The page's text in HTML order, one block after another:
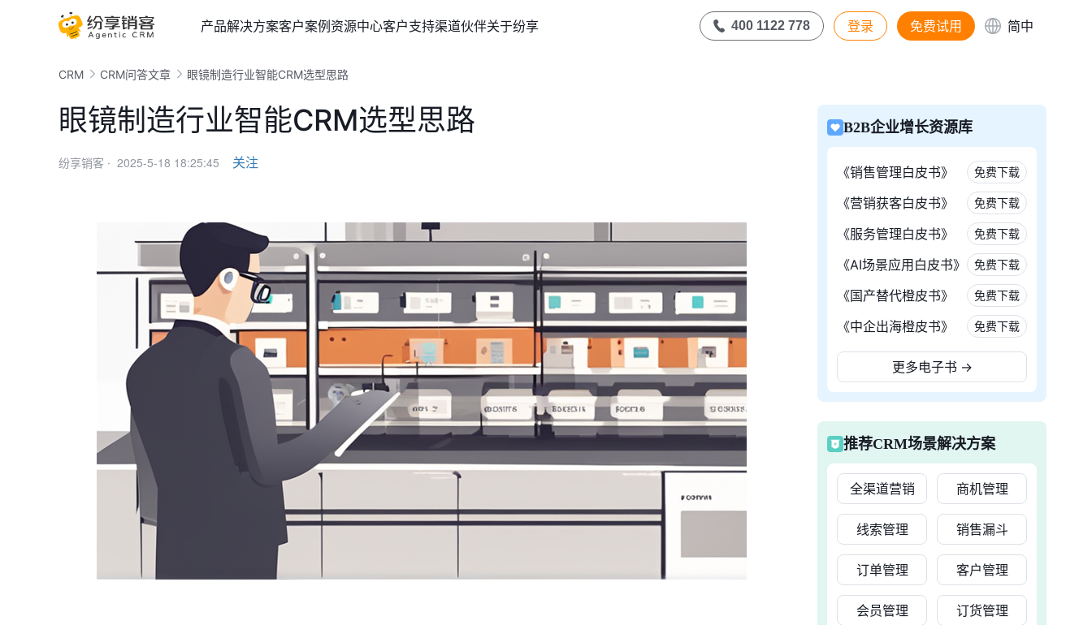
产品解决方案客户案例资源中心客户支持渠道伙伴关于纷享 400 1122 778 登录 免费试用 简中
CRM CRM问答文章 眼镜制造行业智能CRM选型思路
眼镜制造行业智能CRM选型思路
纷享销客 · 2025-5-18 18:25:45 关注
B2B企业增长资源库
《销售管理白皮书》 免费下载
《营销获客白皮书》 免费下载
《服务管理白皮书》 免费下载
《AI场景应用白皮书》 免费下载
《国产替代橙皮书》 免费下载
《中企出海橙皮书》 免费下载
更多电子书 →
推荐CRM场景解决方案
全渠道营销 商机管理
线索管理 销售漏斗
订单管理 客户管理
会员管理 订货管理